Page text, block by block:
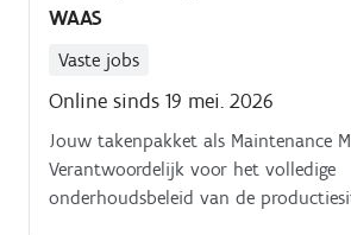
WAAS
Vaste jobs
Online sinds 19 mei. 2026
Jouw takenpakket als Maintenance
Verantwoordelijk voor het volledige
onderhoudsbeleid van de